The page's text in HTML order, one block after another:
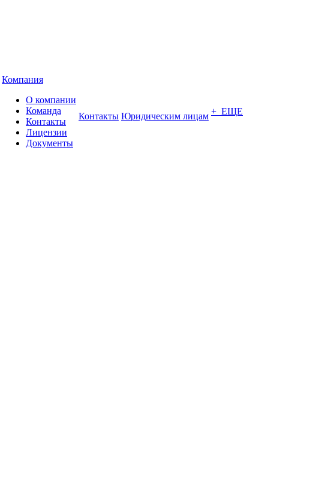
Компания
О компании
Команда
Контакты
Лицензии
Документы
Контакты Юридическим лицам + ЕЩЕ